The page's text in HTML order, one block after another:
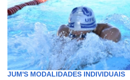
JUM'S MODALIDADES INDIVIDUAIS